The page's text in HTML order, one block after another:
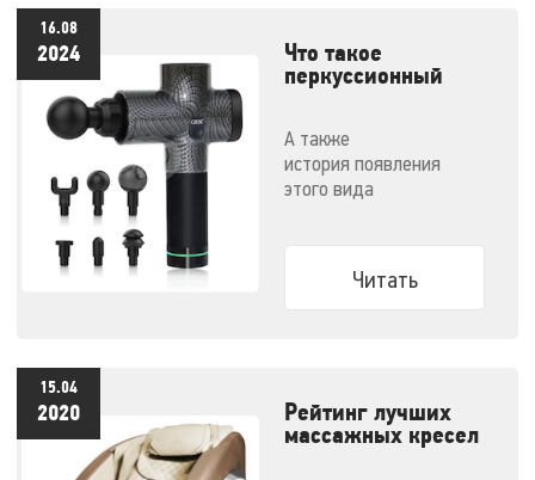
16.08
2024
Что такое
перкуссионный
пользоваться
А также
история появления
этого вида
Читать
15.04
2020
Рейтинг лучших
массажных кресел